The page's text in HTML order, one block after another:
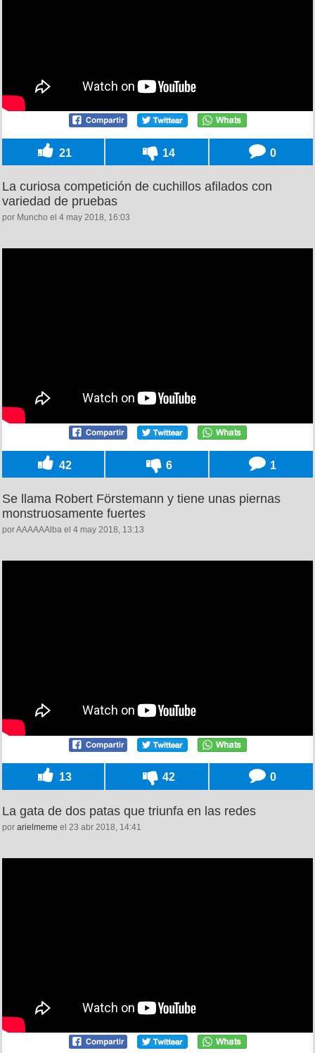
21 14 0
La curiosa competición de cuchillos afilados con
variedad de pruebas
por Muncho el 4 may 2018, 16:03
42 6 1
Se llama Robert Förstemann y tiene unas piernas
monstruosamente fuertes
por AAAAAAlba el 4 may 2018, 13:13
13 42 0
La gata de dos patas que triunfa en las redes
por arielmeme el 23 abr 2018, 14:41